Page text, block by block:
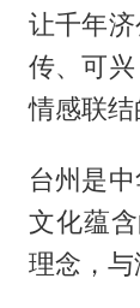
让千年
传、可
情感联结
台州是
文化蕴
理念，与